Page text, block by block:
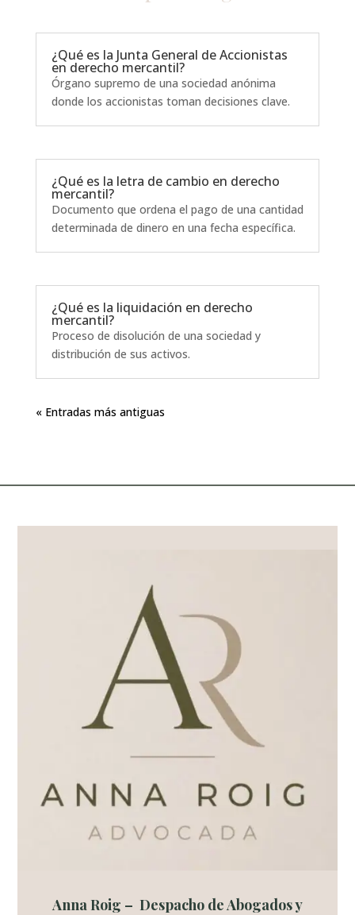
¿Qué es la Junta General de Accionistas
en derecho mercantil?
Órgano supremo de una sociedad anónima
donde los accionistas toman decisiones clave.
¿Qué es la letra de cambio en derecho
mercantil?
Documento que ordena el pago de una cantidad
determinada de dinero en una fecha específica.
¿Qué es la liquidación en derecho
mercantil?
Proceso de disolución de una sociedad y
distribución de sus activos.
« Entradas más antiguas
Anna Roig – Despacho de Abogados y